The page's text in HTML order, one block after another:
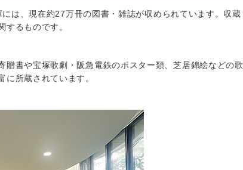
は、現在約27万冊の図書・雑誌が収められています。収蔵
するものです。
贈書や宝塚歌劇・阪急電鉄のポスター類、芝居錦絵などの歌
所蔵されています。